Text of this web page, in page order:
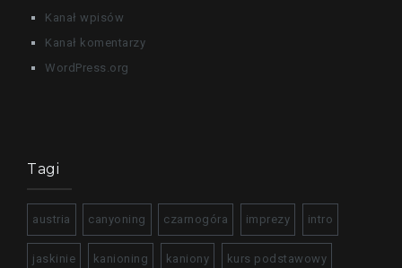
Kanał wpisów
Kanał komentarzy
WordPress.org
Tagi
austria canyoning czarnogóra imprezy intro
jaskinie kanioning kaniony kurs podstawowy